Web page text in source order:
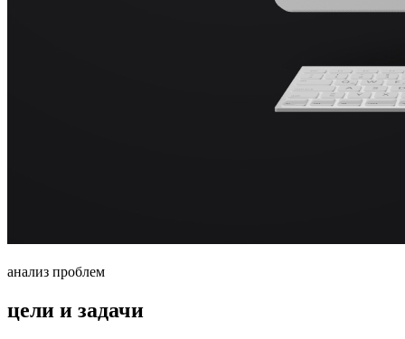
анализ проблем
цели и задачи